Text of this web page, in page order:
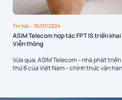
Tin tức- 15/07/2024
ASIM Telecom hợp tác FPT IS triển
Viễn thông
Vừa qua, ASIM Telecom – nhà phát
thứ 8 của Việt Nam – chính thức vận